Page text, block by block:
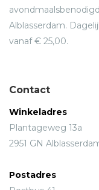
Alblasserdam.
vanaf € 25,00.
Contact
Winkeladres
Plantageweg 13a
2951 GN
Postadres